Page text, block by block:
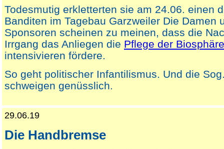
Todesmutig erkletterten sie am 24.06. einen
Banditen im Tagebau Garzweiler Die Damen
Sponsoren scheinen zu meinen, dass die
Irrgang das Anliegen die Pflege der Biosphäre
intensivieren fördere.
So geht politischer Infantilismus. Und die
schweigen genüsslich.
29.06.19
Die Handbremse